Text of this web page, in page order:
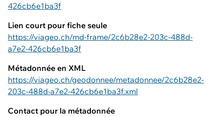
426cb6e1ba3f
Lien court pour fiche seule
https://viageo.ch/md-frame/2c6b28e2-203c-488d-
a7e2-426cb6e1ba3f
Métadonnée en XML
https://viageo.ch/geodonnee/metadonnee/2c6b28e2-
203c-488d-a7e2-426cb6e1ba3f.xml
Contact pour la métadonnée